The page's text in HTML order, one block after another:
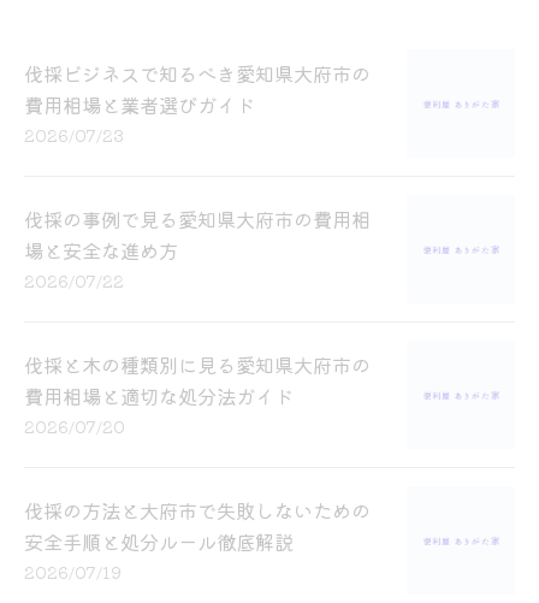
伐採ビジネスで知るべき愛知県大府市の
費用相場と業者選びガイド
2026/07/23
伐採の事例で見る愛知県大府市の費用相
場と安全な進め方
2026/07/22
伐採と木の種類別に見る愛知県大府市の
費用相場と適切な処分法ガイド
2026/07/20
伐採の方法と大府市で失敗しないための
安全手順と処分ルール徹底解説
2026/07/19